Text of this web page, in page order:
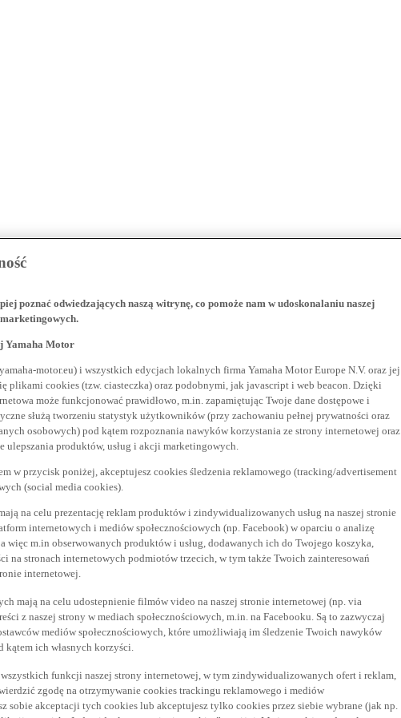
poznać odwiedzających naszą witrynę, co pomoże nam w udoskonalaniu naszej
Yamaha Motor
motor.eu) i wszystkich edycjach lokalnych firma Yamaha Motor Europe N.V. oraz jej
plikami cookies (tzw. ciasteczka) oraz podobnymi, jak javascript i web beacon. Dzięki
może funkcjonować prawidłowo, m.in. zapamiętując Twoje dane dostępowe i
służą tworzeniu statystyk użytkowników (przy zachowaniu pełnej prywatności oraz
osobowych) pod kątem rozpoznania nawyków korzystania ze strony internetowej oraz
produktów, usług i akcji marketingowych.
w przycisk poniżej, akceptujesz cookies śledzenia reklamowego (tracking/advertisement
(social media cookies).
na celu prezentację reklam produktów i zindywidualizowanych usług na naszej stronie
internetowych i mediów społecznościowych (np. Facebook) w oparciu o analizę
więc m.in obserwowanych produktów i usług, dodawanych ich do Twojego koszyka,
na stronach internetowych podmiotów trzecich, w tym także Twoich zainteresowań
internetowej.
mają na celu udostepnienie filmów video na naszej stronie internetowej (np. via
z naszej strony w mediach społecznościowych, m.in. na Facebooku. Są to zazwyczaj
mediów społecznościowych, które umożliwiają im śledzenie Twoich nawyków
kątem ich własnych korzyści.
wszystkich funkcji naszej strony internetowej, w tym zindywidualizowanych ofert i reklam,
zgodę na otrzymywanie cookies trackingu reklamowego i mediów
sobie akceptacji tych cookies lub akceptujesz tylko cookies przez siebie wybrane (jak np.